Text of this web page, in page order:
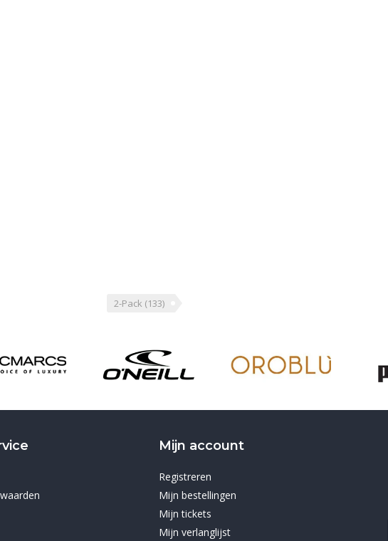
2-Pack (133)
Mijn account
Registreren
Mijn bestellingen
Mijn tickets
Mijn verlanglijst